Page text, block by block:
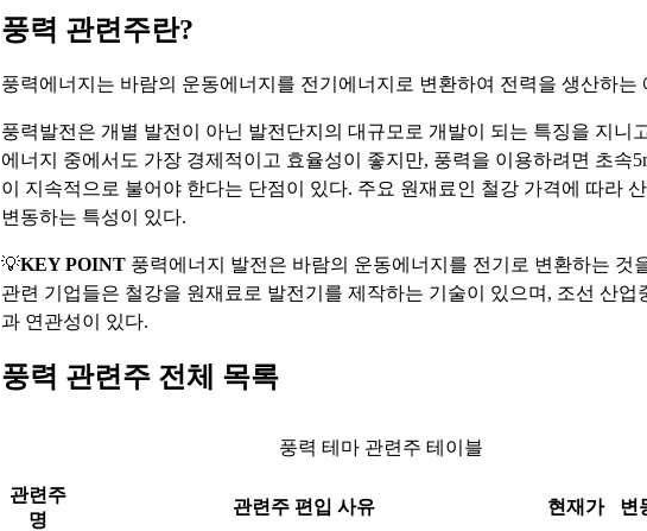
풍력 관련주란?
풍력에너지는 바람의 운동에너지를 전기에너지로 변환하여 전력을 생산하는
풍력발전은 개별 발전이 아닌 발전단지의 대규모로 개발이 되는 특징을 지니
에너지 중에서도 가장 경제적이고 효율성이 좋지만, 풍력을 이용하려면 초속
이 지속적으로 불어야 한다는 단점이 있다. 주요 원재료인 철강 가격에 따라
변동하는 특성이 있다.
💡KEY POINT 풍력에너지 발전은 바람의 운동에너지를 전기로 변환하는 것
관련 기업들은 철강을 원재료로 발전기를 제작하는 기술이 있으며, 조선 산업
과 연관성이 있다.
풍력 관련주 전체 목록
풍력 테마 관련주 테이블
관련주
명
관련주 편입 사유 현재가 변